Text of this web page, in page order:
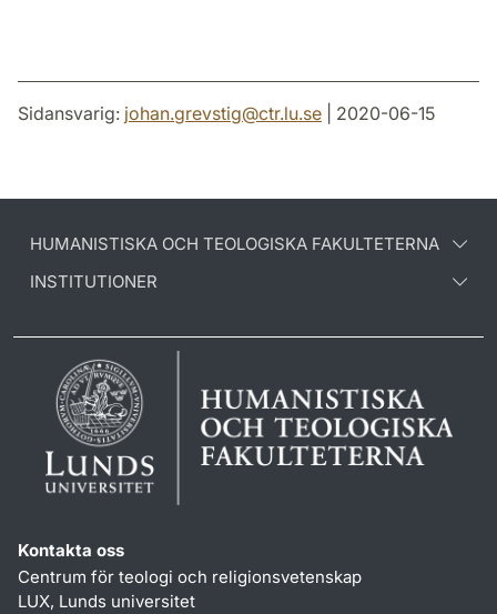
Sidansvarig: johan.grevstig@ctr.lu.se | 2020-06-15
HUMANISTISKA OCH TEOLOGISKA FAKULTETERNA
INSTITUTIONER
Kontakta oss
Centrum för teologi och religionsvetenskap
LUX, Lunds universitet